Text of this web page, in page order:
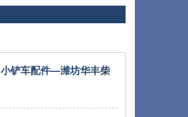
小铲车配件—潍坊华丰柴